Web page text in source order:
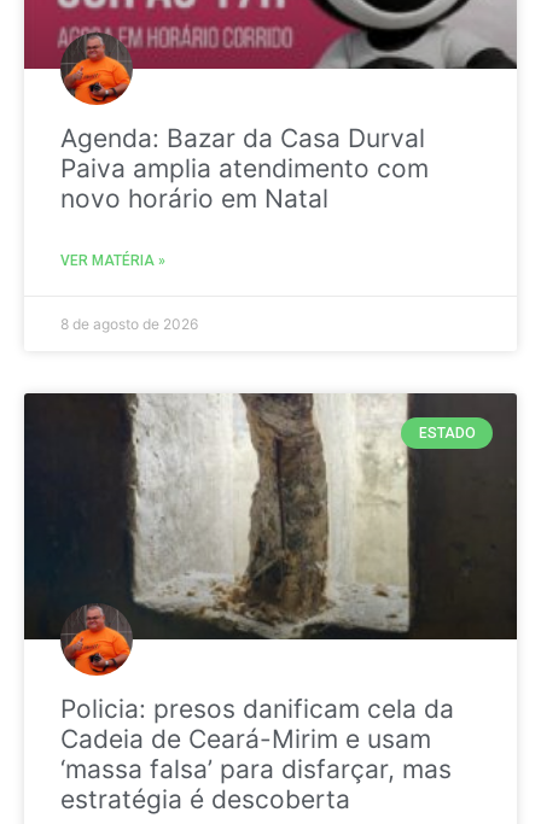
Agenda: Bazar da Casa Durval
Paiva amplia atendimento com
novo horário em Natal
VER MATÉRIA »
8 de agosto de 2026
ESTADO
Policia: presos danificam cela da
Cadeia de Ceará-Mirim e usam
‘massa falsa’ para disfarçar, mas
estratégia é descoberta